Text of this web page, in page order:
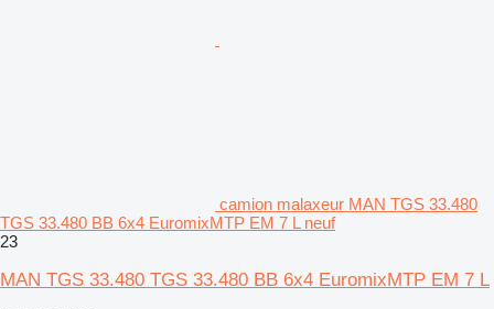
camion malaxeur MAN TGS 33.480
TGS 33.480 BB 6x4 EuromixMTP EM 7 L neuf
23
MAN TGS 33.480 TGS 33.480 BB 6x4 EuromixMTP EM 7 L